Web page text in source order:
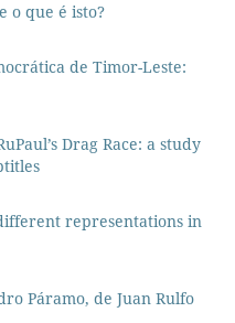
o que é isto?
de Timor-Leste:
Drag Race: a study
representations in
Páramo, de Juan Rulfo